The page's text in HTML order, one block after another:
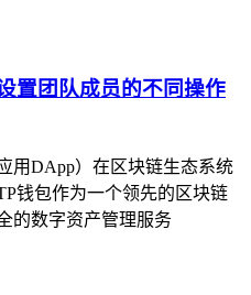
置团队成员的不同操作
用DApp）在区块链生态系统
钱包作为一个领先的区块链
的数字资产管理服务